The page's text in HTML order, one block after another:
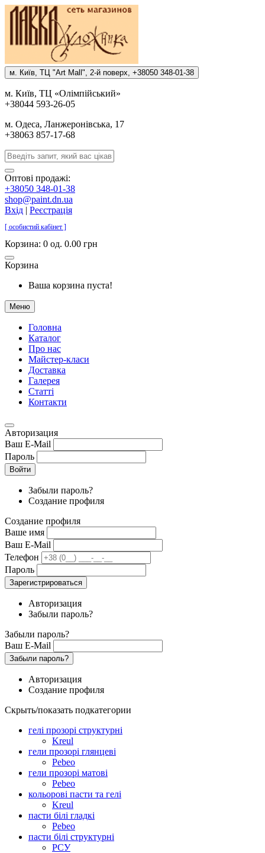
м. Киïв, ТЦ "Art Mall", 2-й поверх, +38050 348-01-38
м. Киïв, ТЦ «Олiмпiйський»
+38044 593-26-05
м. Одеса, Ланжеронiвська, 17
+38063 857-17-68
Оптові продажі:
+38050 348-01-38
shop@paint.dn.ua
Вхід | Реєстрація
[ особистий кабінет ]
Корзина: 0 од. 0.00 грн
Корзина
Ваша корзина пуста!
Меню
Головна
Каталог
Про нас
Майстер-класи
Доставка
Галерея
Статтi
Контакти
Авторизация
Ваш E-Mail
Пароль
Войти
Забыли пароль?
Создание профиля
Создание профиля
Ваше имя
Ваш E-Mail
Телефон
Пароль
Зарегистрироваться
Авторизация
Забыли пароль?
Забыли пароль?
Ваш E-Mail
Забыли пароль?
Авторизация
Создание профиля
Скрыть/показать подкатегории
гелі прозорі структурні
Kreul
гели прозорі глянцеві
Pebeo
гели прозорі матові
Pebeo
кольорові пасти та гелі
Kreul
пасти білі гладкі
Pebeo
пасти білі структурні
РСУ